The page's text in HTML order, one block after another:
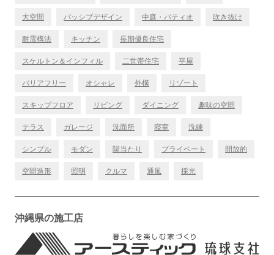
大空間 パッシブデザイン 中庭・パティオ 吹き抜け
耐震構法 キッチン 長期優良住宅
スケルトン＆インフィル 二世帯住宅 平屋
バリアフリー オシャレ 外構 リゾート
スキップフロア リビング ダイニング 趣味の空間
テラス ガレージ 洗面所 寝室 洗練
シンプル モダン 陽当たり プライベート 開放的
空間造形 照明 クルマ 通風 採光
沖縄県の施工店